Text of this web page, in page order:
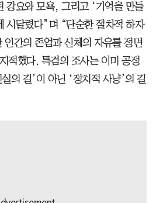
강요와 모욕, 그리고 ‘기억을 만들
시달렸다”며 “단순한 절차적 하자
인간의 존엄과 신체의 자유를 정면
적했다. 특검의 조사는 이미 공정
의 길’이 아닌 ‘정치적 사냥’의 길